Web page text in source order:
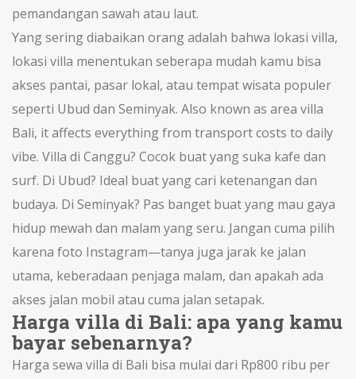
pemandangan sawah atau laut.
Yang sering diabaikan orang adalah bahwa lokasi villa,
lokasi villa menentukan seberapa mudah kamu bisa
akses pantai, pasar lokal, atau tempat wisata populer
seperti Ubud dan Seminyak. Also known as area villa
Bali, it affects everything from transport costs to daily
vibe. Villa di Canggu? Cocok buat yang suka kafe dan
surf. Di Ubud? Ideal buat yang cari ketenangan dan
budaya. Di Seminyak? Pas banget buat yang mau gaya
hidup mewah dan malam yang seru. Jangan cuma pilih
karena foto Instagram—tanya juga jarak ke jalan
utama, keberadaan penjaga malam, dan apakah ada
akses jalan mobil atau cuma jalan setapak.
Harga villa di Bali: apa yang kamu
bayar sebenarnya?
Harga sewa villa di Bali bisa mulai dari Rp800 ribu per